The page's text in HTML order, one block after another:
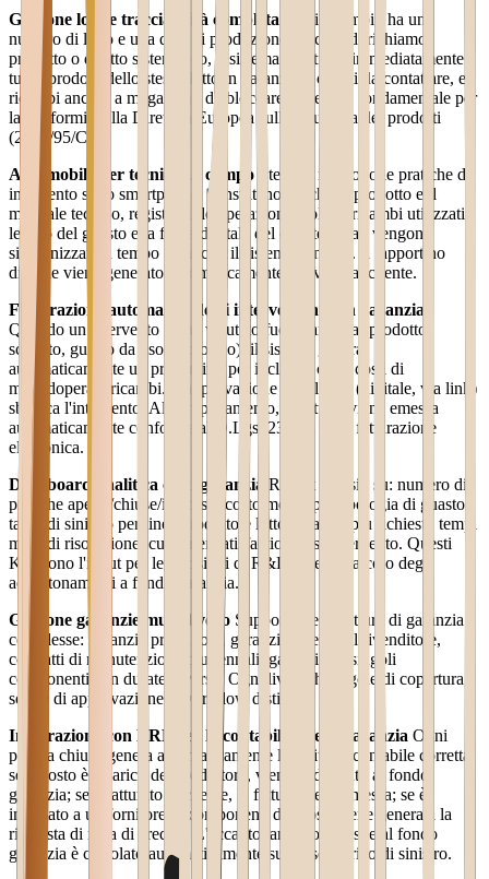
Gestione lotti e tracciabilità completa Ogni ricambio ha un
numero di lotto e una data di produzione. In caso di richiamo
prodotto o difetto sistematico, il sistema identifica immediatamente
tutti i prodotti dello stesso lotto in garanzia, i clienti da contattare, e i
ricambi ancora a magazzino da bloccare. Questo è fondamentale per
la conformità alla Direttiva Europea sulla sicurezza dei prodotti
(2001/95/CE).
App mobile per tecnici sul campo I tecnici ricevono le pratiche di
intervento sullo smartphone, consultano la scheda prodotto e il
manuale tecnico, registrano le operazioni svolte, i ricambi utilizzati,
le foto del guasto e la firma digitale del cliente. I dati vengono
sincronizzati in tempo reale con il sistema centrale. Il rapportino
digitale viene generato automaticamente e inviato al cliente.
Fatturazione automatica degli interventi non in garanzia
Quando un intervento viene valutato fuori garanzia (prodotto
scaduto, guasto da uso improprio), il sistema genera
automaticamente un preventivo per il cliente con i costi di
manodopera e ricambi. L'approvazione del cliente (digitale, via link)
sblocca l'intervento. Al completamento, la fattura viene emessa
automaticamente conforme al D.Lgs. 231/02 sulla fatturazione
elettronica.
Dashboard analitica costi garanzia
Report mensili su: numero di
pratiche aperte/chiuse/in corso, costo medio per tipologia di guasto,
tasso di sinistro per linea prodotto e lotto, ricambi più richiesti, tempi
medi di risoluzione, customer satisfaction post-intervento. Questi
KPI sono l'input per le decisioni di R&D e per il calcolo degli
accantonamenti a fondo garanzia.
Gestione garanzie multi-livello Supporto per strutture di garanzia
complesse: garanzia produttore, garanzia estesa del rivenditore,
contratti di manutenzione pluriennali, garanzie su singoli
componenti con durate diverse. Ogni livello ha regole di copertura,
soglie di approvazione e workflow distinti.
Integrazione con ERP per la contabilità della garanzia Ogni
pratica chiusa genera automaticamente la scrittura contabile corretta:
se il costo è a carico del produttore, viene addebitato al fondo
garanzia; se è fatturato al cliente, la fattura viene emessa; se è
imputato a un fornitore di componenti difettosi, viene generata la
richiesta di nota di credito. L'accantonamento mensile al fondo
garanzia è calcolato automaticamente sul tasso storico di sinistro.